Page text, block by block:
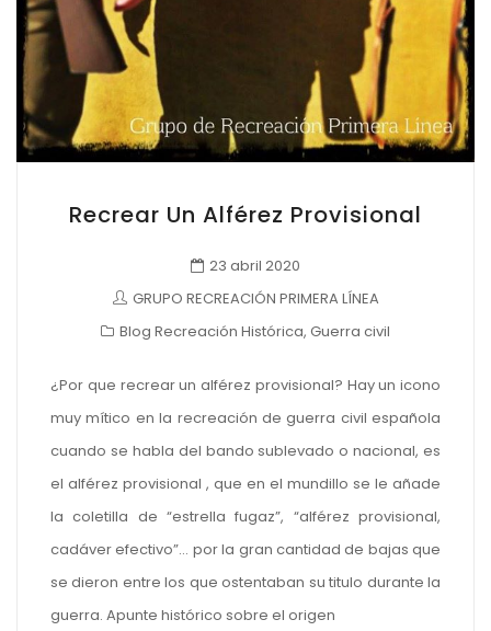
Recrear Un Alférez Provisional
23 abril 2020
GRUPO RECREACIÓN PRIMERA LÍNEA
Blog Recreación Histórica, Guerra civil
¿Por que recrear un alférez provisional? Hay un icono
muy mítico en la recreación de guerra civil española
cuando se habla del bando sublevado o nacional, es
el alférez provisional , que en el mundillo se le añade
la coletilla de “estrella fugaz”, “alférez provisional,
cadáver efectivo”… por la gran cantidad de bajas que
se dieron entre los que ostentaban su titulo durante la
guerra. Apunte histórico sobre el origen